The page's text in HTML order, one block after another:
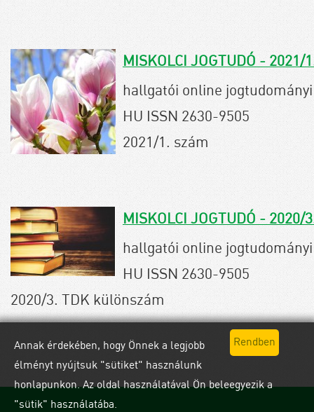
Annak érdekében, hogy Önnek a legjobb
élményt nyújtsuk "sütiket" használunk
honlapunkon. Az oldal használatával Ön beleegyezik a
"sütik" használatába.
MISKOLCI JOGTUDÓ - 2021/
hallgatói online
HU ISSN 2630-9505
2021/1. szám
MISKOLCI JOGTUDÓ - 2020/
hallgatói online
HU ISSN 2630-9505
2020/3. TDK különszám